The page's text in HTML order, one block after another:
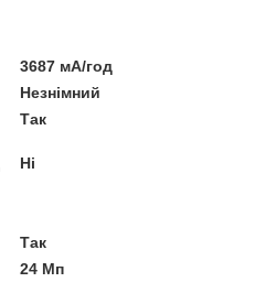
3687 мА/год
Незнімний
Так
Ні
Так
24 Мп